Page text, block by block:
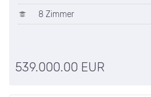
8 Zimmer
539.000.00 EUR